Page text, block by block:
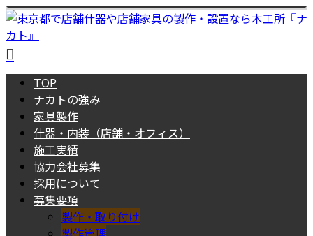
TOP
ナカトの強み
家具製作
什器・内装（店舗・オフィス）
施工実績
協力会社募集
採用について
募集要項
製作・取り付け